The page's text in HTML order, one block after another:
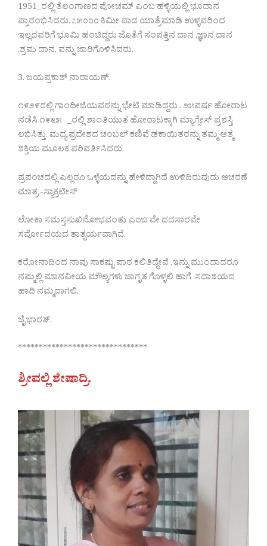
1951_ರಲ್ಲಿ ತೆಲಂಗಾಣದ ಪೋಚಮ್ ಎಂಬ ಹಳ್ಳಿಯಲ್ಲಿ ಭೂದಾನ
ಪ್ರಾರಂಭಿಸಿದರು. ೭೫೦೦೦ ಕಿಮೀ ಪಾದ ಯಾತ್ರೆಮಾಡಿ ಉಳ್ಳವರಿಂದ
ಇಲ್ಲದವರಿಗೆ ಭೂಮಿ ಹಂಚಿದ್ದರು ಜೊತೆಗೆ ಸಂಪತ್ತಿನ ದಾನ ,ಜ್ಞಾನ ದಾನ
,ಶ್ರಮ ದಾನ, ವನ್ನು ಜಾರಿಗೊಳಿಸಿದರು.
3. ಜಯಪ್ರಕಾಶ್ ನಾರಾಯಣ್.
೧೯೨೯ರಲ್ಲಿ ಗಾಂಧೀಜಿಯವರನ್ನು ಭೇಟಿ ಮಾಡಿದ್ದರು . ೨೫ವರ್ಷ ಹೋರಾಟ
ನಡೆಸಿ ೧೯೬೫ _ರಲ್ಲಿ ಶಾಂತಿಯುತ ಹೋರಾಟಕ್ಕಾಗಿ ಮ್ಯಾಗ್ಸೇಸ್ ಪ್ರಶಸ್ತಿ
ಲಭಿಸಿತ್ತು. ಮಧ್ಯ ಪ್ರದೇಶದ ಚಂಬಲ್ ಕಣಿವೆ ಢಕಾಯಿತರನ್ನು ತಮ್ಮ ಆತ್ಮ
ಶಕ್ತಿಯ ಮೂಲಕ ಪರಿವರ್ತಿಸಿದರು.
ಪ್ರಪಂಚದಲ್ಲಿ ಎಲ್ಲರೂ ಒಳ್ಳೆಯದನ್ನು ಹೇಳಿದ್ದಾಗಿದೆ ಉಳಿದಿರುವುದು ಆಚರಣೆ
ಮಾತ್ರ.-ಸ್ಯಾಕ್ರಟೀಸ್
ಲೋಕಾ ಸಮಸ್ತಸುಖಿನೋಭವಂತು ಎಂಬ ವೇ ದದಸಾರವೇ
ಸರ್ವೋದಯದ ತಾತ್ಪರ್ಯವಾಗಿದೆ.
ಕರೋನಾದಿಂದ ನಾವು ಸಾಕಷ್ಟು ಪಾಠ ಕಲಿತಿದ್ದೇವೆ ,ಇನ್ನು ಮುಂದಾದರೂ
ನಮ್ಮಲ್ಲಿ ಮಾನವೀಯ ಮೌಲ್ಯಗಳು ಜಾಗೃತ ಗೊಳ್ಳಲಿ ಹಾಗೆ ಸದಾಶಯದ
ಹಾದಿ ನಮ್ಮದಾಗಲಿ.
ಜೈ ಭಾರತ್.
*******************************
ಶ್ರೀವಲ್ಲಿ ಶೇಷಾದ್ರಿ.